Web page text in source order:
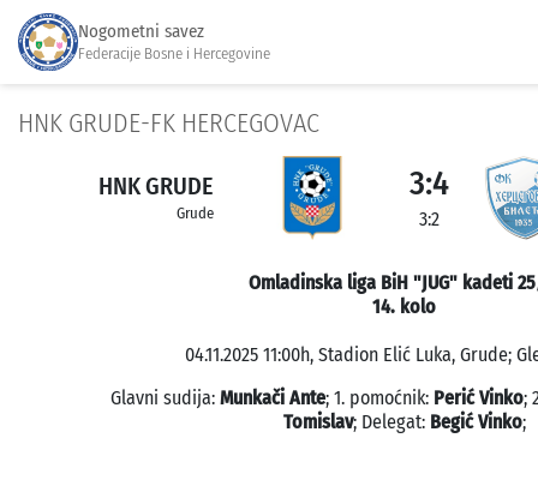
Nogometni savez
Federacije Bosne i Hercegovine
HNK GRUDE-FK HERCEGOVAC
HNK GRUDE
Grude
3:4
3:2
Omladinska liga BiH "JUG" kadeti
14. kolo
04.11.2025 11:00h, Stadion Elić Luka, Grude;
Glavni sudija: Munkači Ante; 1. pomoćnik: Perić Vinko;
Tomislav; Delegat: Begić Vinko;